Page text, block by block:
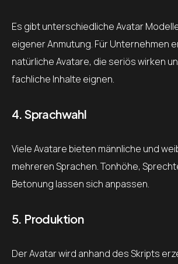
Es gibt unterschiedliche Avatar
eigener Anmutung. Für Unternehmen
natürliche Avatare, die seriös wirken
fachliche Inhalte eignen.
4. Sprachwahl
Viele Avatare bieten männliche und
mehreren Sprachen. Tonhöhe,
Betonung lassen sich anpassen.
5. Produktion
Der Avatar wird anhand des Skripts